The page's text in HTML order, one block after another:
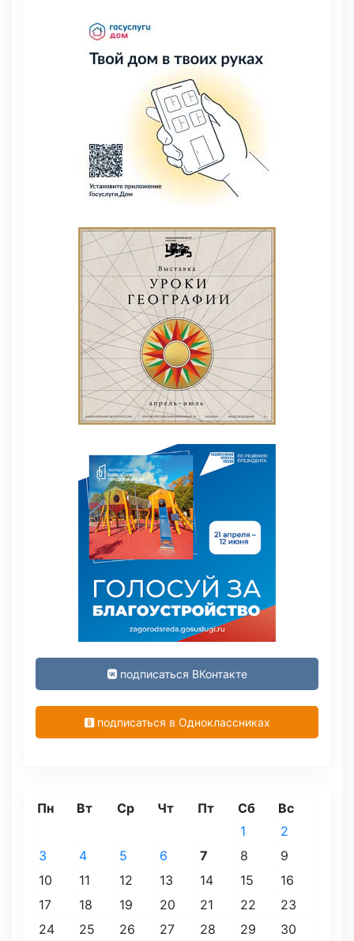
подписаться ВКонтакте
подписаться в Одноклассниках
Пн Вт Ср Чт Пт Сб
Вс
1
2
3
4 5 6 7 8
9
10
11 12 13 14 15
16
17
18 19 20 21 22
23
24
25 26 27 28 29 30